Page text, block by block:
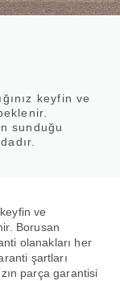
keyfin ve
sunduğu
keyfin ve
Borusan
olanakları her
şartları
parça garantisi